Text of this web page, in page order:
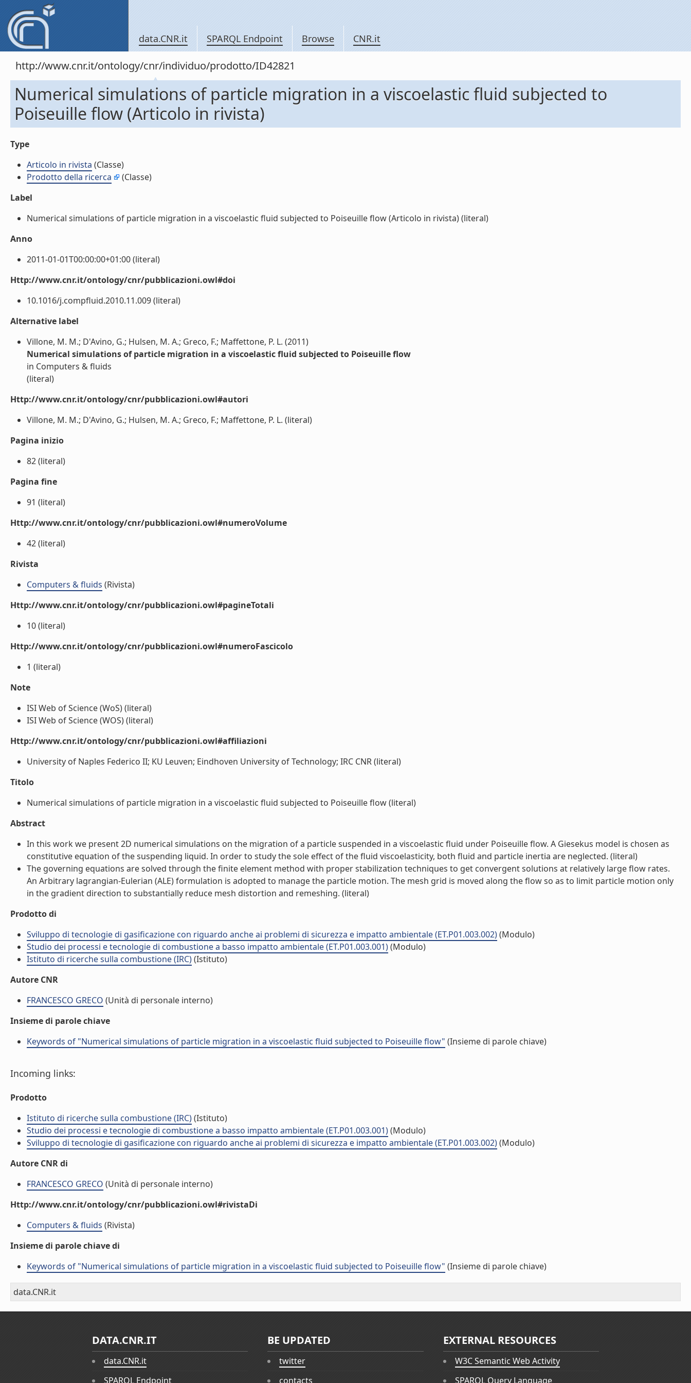
data.CNR.it SPARQL Endpoint Browse CNR.it
http://www.cnr.it/ontology/cnr/individuo/prodotto/ID42821
Numerical simulations of particle migration in a viscoelastic fluid subjected to
Poiseuille flow (Articolo in rivista)
Type
Articolo in rivista (Classe)
Prodotto della ricerca
(Classe)
Label
Numerical simulations of particle migration in a viscoelastic fluid subjected to Poiseuille flow (Articolo in rivista) (literal)
Anno
2011-01-01T00:00:00+01:00 (literal)
Http://www.cnr.it/ontology/cnr/pubblicazioni.owl#doi
10.1016/j.compfluid.2010.11.009 (literal)
Alternative label
Villone, M. M.; D'Avino, G.; Hulsen, M. A.; Greco, F.; Maffettone, P. L. (2011)
Numerical simulations of particle migration in a viscoelastic fluid subjected to Poiseuille flow
in Computers & fluids
(literal)
Http://www.cnr.it/ontology/cnr/pubblicazioni.owl#autori
Villone, M. M.; D'Avino, G.; Hulsen, M. A.; Greco, F.; Maffettone, P. L. (literal)
Pagina inizio
82 (literal)
Pagina fine
91 (literal)
Http://www.cnr.it/ontology/cnr/pubblicazioni.owl#numeroVolume
42 (literal)
Rivista
Computers & fluids (Rivista)
Http://www.cnr.it/ontology/cnr/pubblicazioni.owl#pagineTotali
10 (literal)
Http://www.cnr.it/ontology/cnr/pubblicazioni.owl#numeroFascicolo
1 (literal)
Note
ISI Web of Science (WoS) (literal)
ISI Web of Science (WOS) (literal)
Http://www.cnr.it/ontology/cnr/pubblicazioni.owl#affiliazioni
University of Naples Federico II; KU Leuven; Eindhoven University of Technology; IRC CNR (literal)
Titolo
Numerical simulations of particle migration in a viscoelastic fluid subjected to Poiseuille flow (literal)
Abstract
In this work we present 2D numerical simulations on the migration of a particle suspended in a viscoelastic fluid under Poiseuille flow. A Giesekus model is chosen as
constitutive equation of the suspending liquid. In order to study the sole effect of the fluid viscoelasticity, both fluid and particle inertia are neglected. (literal)
The governing equations are solved through the finite element method with proper stabilization techniques to get convergent solutions at relatively large flow rates.
An Arbitrary lagrangian-Eulerian (ALE) formulation is adopted to manage the particle motion. The mesh grid is moved along the flow so as to limit particle motion only
in the gradient direction to substantially reduce mesh distortion and remeshing. (literal)
Prodotto di
Sviluppo di tecnologie di gasificazione con riguardo anche ai problemi di sicurezza e impatto ambientale (ET.P01.003.002)(Modulo)
Studio dei processi e tecnologie di combustione a basso impatto ambientale (ET.P01.003.001)(Modulo)
Istituto di ricerche sulla combustione (IRC)(Istituto)
Autore CNR
FRANCESCO GRECO (Unità di personale interno)
Insieme di parole chiave
Keywords of "Numerical simulations of particle migration in a viscoelastic fluid subjected to Poiseuille flow" (Insieme di parole chiave)
Incoming links:
Prodotto
Istituto di ricerche sulla combustione (IRC)(Istituto)
Studio dei processi e tecnologie di combustione a basso impatto ambientale (ET.P01.003.001)(Modulo)
Sviluppo di tecnologie di gasificazione con riguardo anche ai problemi di sicurezza e impatto ambientale (ET.P01.003.002)(Modulo)
Autore CNR di
FRANCESCO GRECO (Unità di personale interno)
Http://www.cnr.it/ontology/cnr/pubblicazioni.owl#rivistaDi
Computers & fluids (Rivista)
Insieme di parole chiave di
Keywords of "Numerical simulations of particle migration in a viscoelastic fluid subjected to Poiseuille flow" (Insieme di parole chiave)
data.CNR.it
DATA.CNR.IT
data.CNR.it
SPARQL Endpoint
BE UPDATED
twitter
contacts
EXTERNAL RESOURCES
W3C Semantic Web Activity
SPARQL Query Language